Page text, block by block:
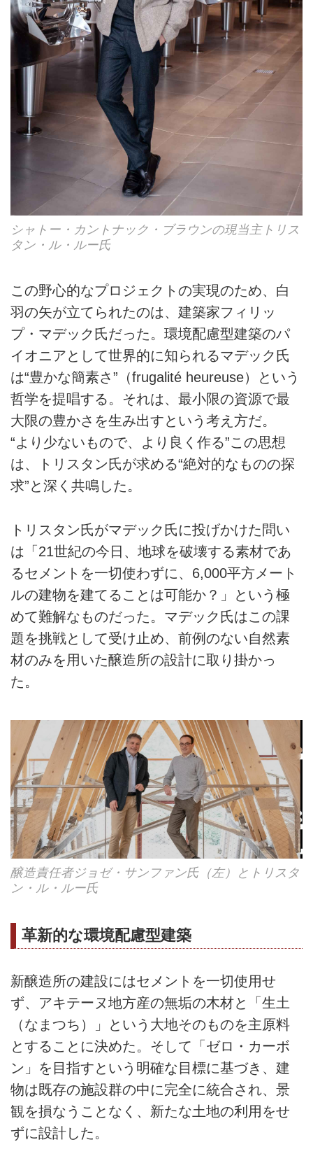
シャトー・カントナック・ブラウンの現当主トリス
タン・ル・ルー氏
この野心的なプロジェクトの実現のため、白
羽の矢が立てられたのは、建築家フィリッ
プ・マデック氏だった。環境配慮型建築のパ
イオニアとして世界的に知られるマデック氏
は“豊かな簡素さ”（frugalité heureuse）という
哲学を提唱する。それは、最小限の資源で最
大限の豊かさを生み出すという考え方だ。
“より少ないもので、より良く作る”この思想
は、トリスタン氏が求める“絶対的なものの探
求”と深く共鳴した。
トリスタン氏がマデック氏に投げかけた問い
は「21世紀の今日、地球を破壊する素材であ
るセメントを一切使わずに、6,000平方メート
ルの建物を建てることは可能か？」という極
めて難解なものだった。マデック氏はこの課
題を挑戦として受け止め、前例のない自然素
材のみを用いた醸造所の設計に取り掛かっ
た。
醸造責任者ジョゼ・サンファン氏（左）とトリスタ
ン・ル・ルー氏
革新的な環境配慮型建築
新醸造所の建設にはセメントを一切使用せ
ず、アキテーヌ地方産の無垢の木材と「生土
（なまつち）」という大地そのものを主原料
とすることに決めた。そして「ゼロ・カーボ
ン」を目指すという明確な目標に基づき、建
物は既存の施設群の中に完全に統合され、景
観を損なうことなく、新たな土地の利用をせ
ずに設計した。